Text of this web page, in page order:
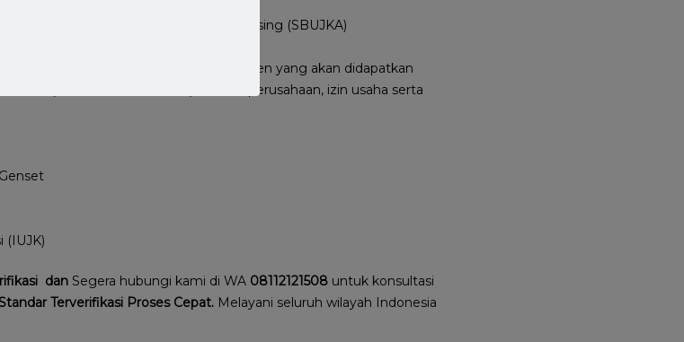
Badan Usaha Jasa Konstruksi Asing (SBUJKA)
hanya 20 juta untuk satu set.
PT dan CV bersama kami maka Dokumen yang akan didapatkan
NIB (Nomor Izin Berusaha), NPWP perusahaan, izin usaha serta
(IUJK)
dan Segera hubungi kami di WA 08112121508 untuk konsultasi
Terverifikasi Proses Cepat. Melayani seluruh wilayah Indonesia